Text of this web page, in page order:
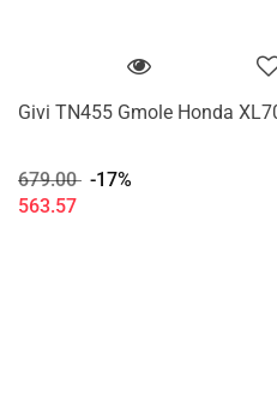
Givi TN455 Gmole Honda
679.00 -17%
563.57